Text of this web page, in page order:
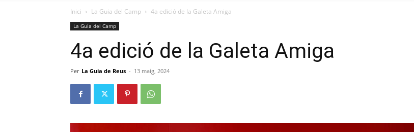
Inici La Guia del Camp 4a edició de la Galeta Amiga
La Guia del Camp
4a edició de la Galeta Amiga
Per La Guia de Reus - 13 maig, 2024